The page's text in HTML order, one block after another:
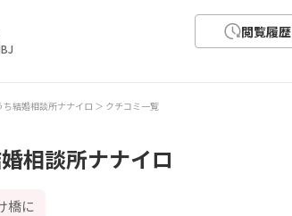
閲覧履歴
ち結婚相談所ナナイロ クチコミ一覧
相談所ナナイロ
橋に